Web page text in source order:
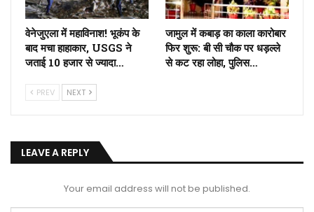
वेनेजुएला में महाविनाश! भूकंप के
बाद मचा हाहाकार, USGS ने
जताई 10 हजार से ज्यादा…
जामुल में कबाड़ का काला कारोबार
फिर शुरू: बी सी चौक पर धड़ल्ले
से कट रहा लोहा, पुलिस…
PREV NEXT
LEAVE A REPLY
Your email address will not be published.